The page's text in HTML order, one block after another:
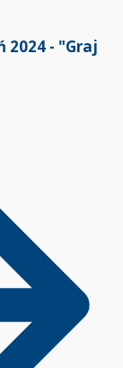
2024 - "Graj